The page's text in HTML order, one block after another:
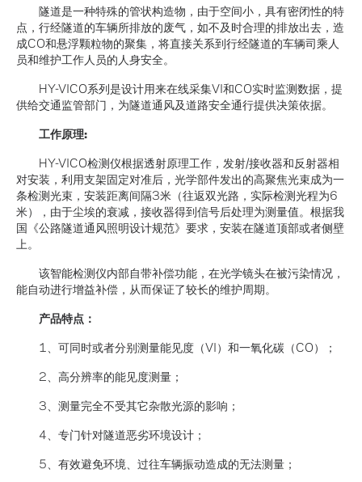
隧道是一种特殊的管状构造物，由于空间小，具有密闭性的特
点，行经隧道的车辆所排放的废气，如不及时合理的排放出去，造
成CO和悬浮颗粒物的聚集，将直接关系到行经隧道的车辆司乘人
员和维护工作人员的人身安全。
HY-VICO系列是设计用来在线采集VI和CO实时监测数据，提
供给交通监管部门，为隧道通风及道路安全通行提供决策依据。
工作原理:
HY-VICO检测仪根据透射原理工作，发射/接收器和反射器相
对安装，利用支架固定对准后，光学部件发出的高聚焦光束成为一
条检测光束，安装距离间隔3米（往返双光路，实际检测光程为6
米），由于尘埃的衰减，接收器得到信号后处理为测量值。根据我
国《公路隧道通风照明设计规范》要求，安装在隧道顶部或者侧壁
上。
该智能检测仪内部自带补偿功能，在光学镜头在被污染情况，
能自动进行增益补偿，从而保证了较长的维护周期。
产品特点：
1、可同时或者分别测量能见度（VI）和一氧化碳（CO）；
2、高分辨率的能见度测量；
3、测量完全不受其它杂散光源的影响；
4、专门针对隧道恶劣环境设计；
5、有效避免环境、过往车辆振动造成的无法测量；